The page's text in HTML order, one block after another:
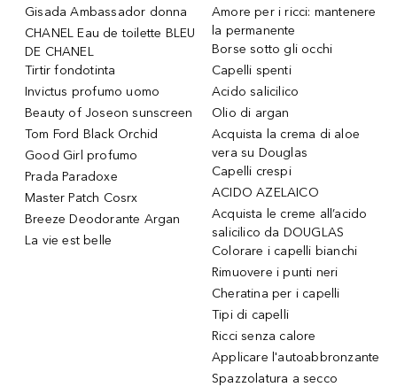
Gisada Ambassador donna
CHANEL Eau de toilette BLEU
DE CHANEL
Tirtir fondotinta
Invictus profumo uomo
Beauty of Joseon sunscreen
Tom Ford Black Orchid
Good Girl profumo
Prada Paradoxe
Master Patch Cosrx
Breeze Deodorante Argan
La vie est belle
Amore per i ricci: mantenere
la permanente
Borse sotto gli occhi
Capelli spenti
Acido salicilico
Olio di argan
Acquista la crema di aloe
vera su Douglas
Capelli crespi
ACIDO AZELAICO
Acquista le creme all’acido
salicilico da DOUGLAS
Colorare i capelli bianchi
Rimuovere i punti neri
Cheratina per i capelli
Tipi di capelli
Ricci senza calore
Applicare l'autoabbronzante
Spazzolatura a secco